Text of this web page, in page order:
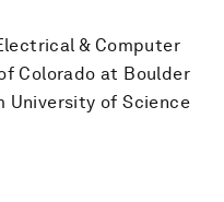
& Computer
Colorado at Boulder
University of Science